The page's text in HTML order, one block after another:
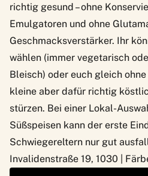
richtig gesund – ohne
Emulgatoren und ohne
Geschmacksverstärker. Ihr
wählen (immer vegetarisch
Bleisch) oder euch gleich
kleine aber dafür richtig
stürzen. Bei einer Lokal-
Süßspeisen kann der erste
Schwiegereltern nur gut
Invalidenstraße 19, 1030 |